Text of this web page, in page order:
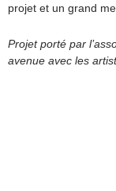
projet et un grand
Projet porté par
avenue avec les